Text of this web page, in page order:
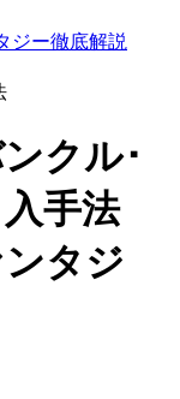
ジー徹底解説
クル･
手法
タジ